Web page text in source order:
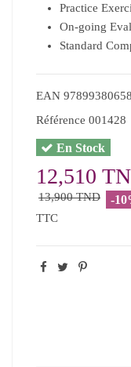
Practice
On-going
Standard
EAN
Référence 001428
En Stock
12,510
13,900 TND -
TTC